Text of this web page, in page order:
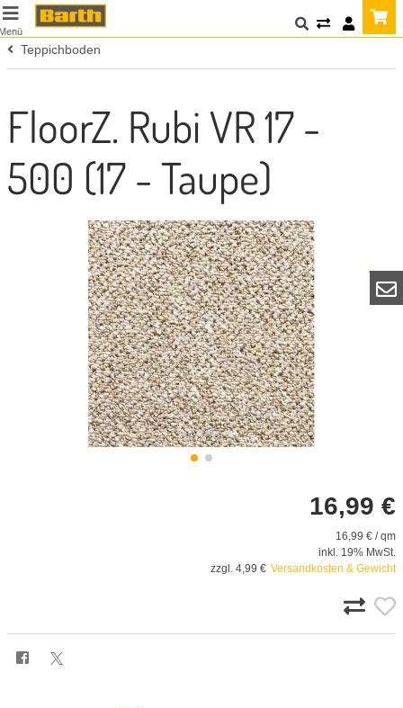
Teppichboden
FloorZ. Rubi VR 17 -
500 (17 - Taupe)
16,99 €
16,99 € / qm
inkl. 19% MwSt.
zzgl. 4,99 € Versandkosten & Gewicht